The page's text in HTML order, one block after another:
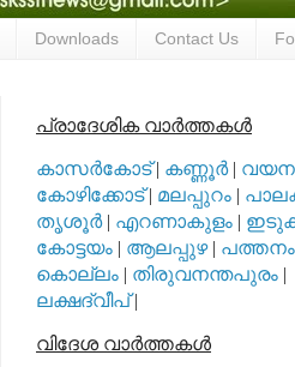
Downloads Contact Us
പ്രാദേശിക വാര്‍ത്തകള്‍
കാസര്‍കോട്| കണ്ണൂര്‍|
കോഴിക്കോട്| മലപ്പുറം |
തൃശൂര്‍| എറണാകുളം |
കോട്ടയം | ആലപ്പുഴ|
കൊല്ലം | തിരുവനന്തപുരം |
ലക്ഷദ്വീപ്|
വിദേശ വാര്‍ത്തകള്‍